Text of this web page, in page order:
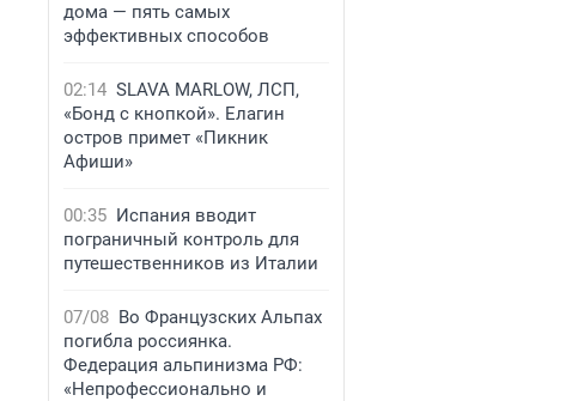
дома — пять самых
эффективных способов
02:14 SLAVA MARLOW, ЛСП,
«Бонд с кнопкой». Елагин
остров примет «Пикник
Афиши»
00:35 Испания вводит
пограничный контроль для
путешественников из Италии
07/08 Во Французских Альпах
погибла россиянка.
Федерация альпинизма РФ:
«Непрофессионально и